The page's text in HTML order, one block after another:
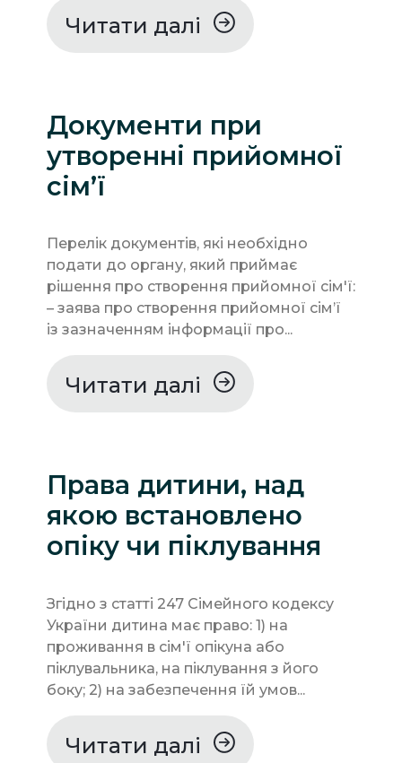
Читати далі
Документи при
утворенні прийомної
сім’ї
Перелік документів, які необхідно
подати до органу, який приймає
рішення про створення прийомної сім'ї:
– заява про створення прийомної сім’ї
із зазначенням інформації про...
Читати далі
Права дитини, над
якою встановлено
опіку чи піклування
Згідно з статті 247 Сімейного кодексу
України дитина має право: 1) на
проживання в сім'ї опікуна або
піклувальника, на піклування з його
боку; 2) на забезпечення їй умов...
Читати далі